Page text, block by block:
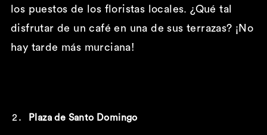
los puestos de los floristas locales. ¿Qué tal
disfrutar de un café en una de sus terrazas? ¡No
hay tarde más murciana!
Plaza de Santo Domingo